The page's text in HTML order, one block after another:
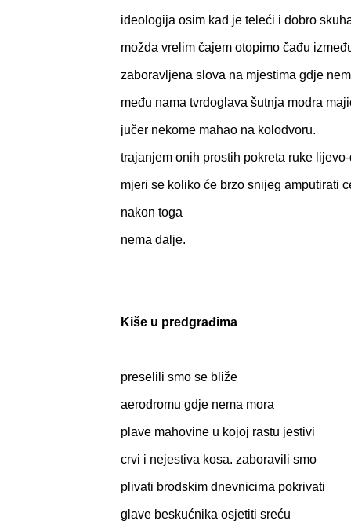
ideologija osim kad je teleći i dobro
možda vrelim čajem otopimo čađu
zaboravljena slova na mjestima gdje
među nama tvrdoglava šutnja modra
jučer nekome mahao na kolodvoru.
trajanjem onih prostih pokreta ruke
mjeri se koliko će brzo snijeg amputirati
nakon toga
nema dalje.
Kiše u predgrađima
preselili smo se bliže
aerodromu gdje nema mora
plave mahovine u kojoj rastu jestivi
crvi i nejestiva kosa. zaboravili smo
plivati brodskim dnevnicima pokrivati
glave beskućnika osjetiti sreću